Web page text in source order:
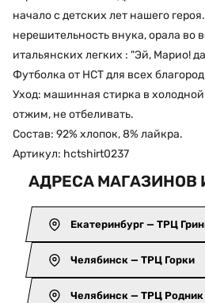
начало с детских лет нашего
нерешительность внука, орала во
итальянских легких : "Эй, Марио!
Футболка от НСТ для всех
Уход: машинная стирка в
отжим, не отбеливать.
Состав: 92% хлопок, 8% лайкра.
Артикул: hctshirt0237
АДРЕСА МАГАЗИНОВ
Екатеринбург — ТРЦ
Челябинск — ТРЦ Горки
Челябинск — ТРЦ Родник